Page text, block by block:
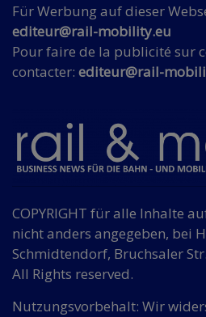
Für Werbung auf dieser
editeur@rail-mobility.eu
Pour faire de la publicité sur
contacter: editeur@rail-
COPYRIGHT für alle Inhalte
nicht anders angegeben, bei
Schmidtendorf, Bruchsaler
All Rights reserved.
Nutzungsvorbehalt: Wir